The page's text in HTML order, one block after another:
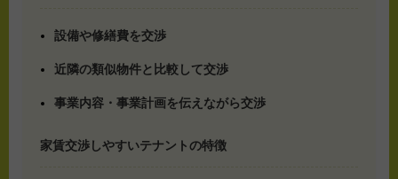
設備や修繕費を交渉
近隣の類似物件と比較して交渉
事業内容・事業計画を伝えながら交渉
家賃交渉しやすいテナントの特徴